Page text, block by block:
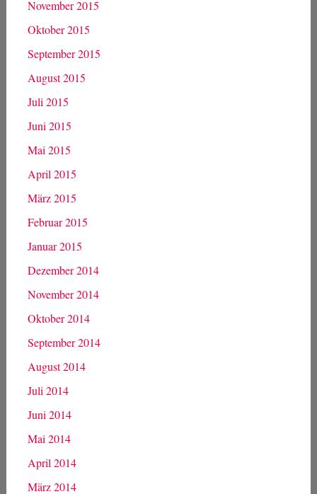
November 2015
Oktober 2015
September 2015
August 2015
Juli 2015
Juni 2015
Mai 2015
April 2015
März 2015
Februar 2015
Januar 2015
Dezember 2014
November 2014
Oktober 2014
September 2014
August 2014
Juli 2014
Juni 2014
Mai 2014
April 2014
März 2014